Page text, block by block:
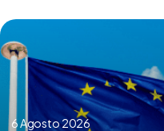
6 Agosto 2026